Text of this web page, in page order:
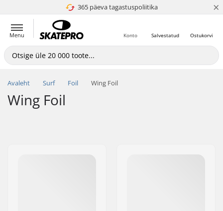
365 päeva tagastuspoliitika
4.8 paljaks 5 ×
Menu Ostukorvi
Salvestatud
Konto
Avaleht Surf Foil Wing Foil
Wing Foil